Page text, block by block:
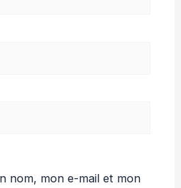
nom, mon e-mail et mon